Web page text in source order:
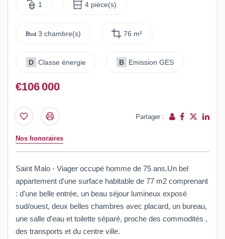
1 4 pièce(s)
3 chambre(s) 76 m²
D Classe énergie B Emission GES
€106 000
Partager :
Nos honoraires
Saint Malo - Viager occupé homme de 75 ans.Un bel
appartement d'une surface habitable de 77 m2 comprenant
: d'une belle entrée, un beau séjour lumineux exposé
sud/ouest, deux belles chambres avec placard, un bureau,
une salle d'eau et toilette séparé, proche des commodités ,
des transports et du centre ville.